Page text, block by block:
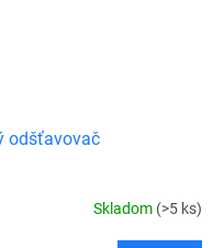
odšťavovač
Skladom (>5 ks)